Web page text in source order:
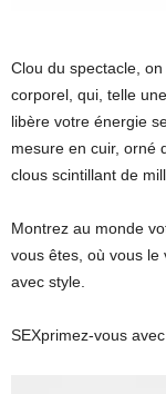
Clou du spectacle,
corporel, qui, telle
libère votre énergie
mesure en cuir, orné
clous scintillant de
Montrez au monde
vous êtes, où vous le
avec style.
SEXprimez-vous